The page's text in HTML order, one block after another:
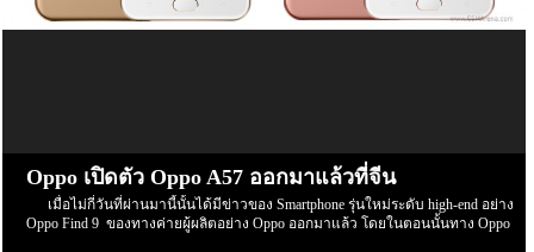
Oppo เปิดตัว Oppo A57 ออกมาแล้วที่จีน
เมื่อไม่กี่วันที่ผ่านมานี้นั้นได้มีข่าวของ Smartphone รุ่นใหม่ระดับ high-end อย่าง
Oppo Find 9 ของทางค่ายผู้ผลิตอย่าง Oppo ออกมาแล้ว โดยในตอนนั้นทาง Oppo